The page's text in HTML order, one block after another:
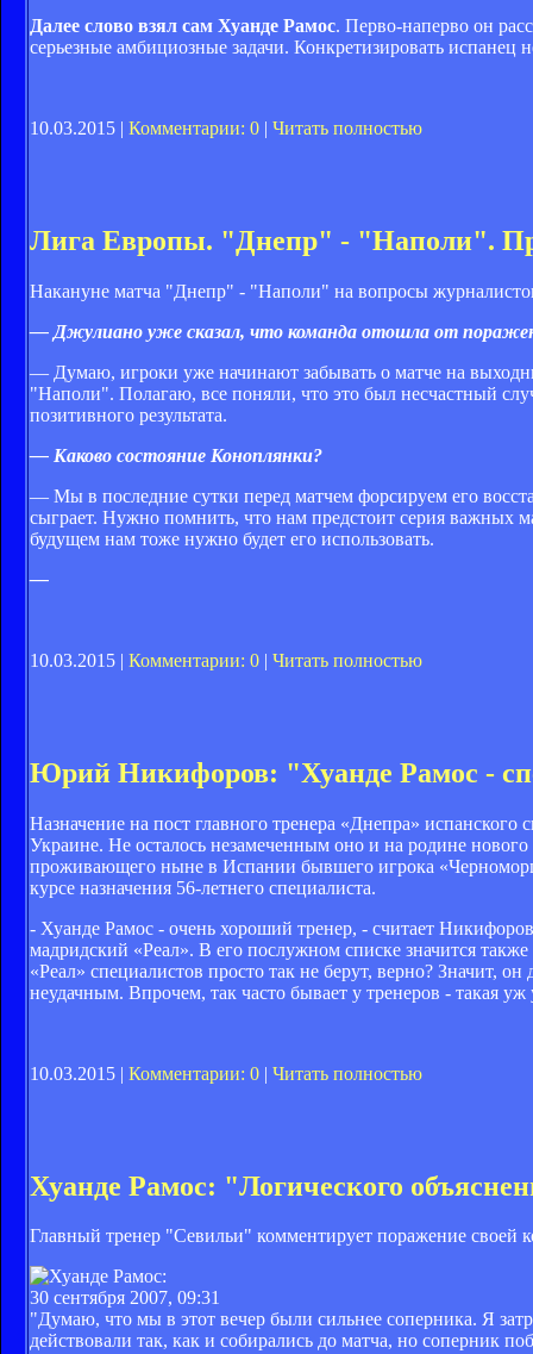
Далее слово взял сам Хуанде Рамос. Перво-наперво он
серьезные амбициозные задачи. Конкретизировать
10.03.2015 | Комментарии: 0 | Читать полностью
Лига Европы. "Днепр" - "Наполи".
Накануне матча "Днепр" - "Наполи" на вопросы
— Джулиано уже сказал, что команда отошла от
— Думаю, игроки уже начинают забывать о матче на
"Наполи". Полагаю, все поняли, что это был несчастный
позитивного результата.
— Каково состояние Коноплянки?
— Мы в последние сутки перед матчем форсируем его
сыграет. Нужно помнить, что нам предстоит серия важных
будущем нам тоже нужно будет его использовать.
—
10.03.2015 | Комментарии: 0 | Читать полностью
Юрий Никифоров: "Хуанде Рамос -
Назначение на пост главного тренера «Днепра»
Украине. Не осталось незамеченным оно и на родине
проживающего ныне в Испании бывшего игрока
курсе назначения 56-летнего специалиста.
- Хуанде Рамос - очень хороший тренер, - считает
мадридский «Реал». В его послужном списке значится
«Реал» специалистов просто так не берут, верно? Значит,
неудачным. Впрочем, так часто бывает у тренеров - такая
10.03.2015 | Комментарии: 0 | Читать полностью
Хуанде Рамос: "Логического
Главный тренер "Севильи" комментирует поражение своей
30 сентября 2007, 09:31
"Думаю, что мы в этот вечер были сильнее соперника. Я
действовали так, как и собирались до матча, но соперник